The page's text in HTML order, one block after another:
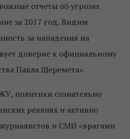
отчеты об угрозах
за 2017 год. Видим
за нападения на
доверие к официальному
Павла Шеремета».
политики сознательно
реалиях и активно
и СМИ «врагами